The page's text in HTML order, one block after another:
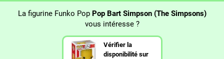
La figurine Funko Pop Pop Bart Simpson (The Simpsons)
vous intéresse ?
Vérifier la
disponibilité sur